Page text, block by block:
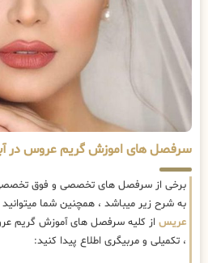
سرفصل های اموزش گریم عروس در
برخی از سرفصل های تخصصی و فوق
به شرح زیر میباشد ، همچنین شما
عریس از کلیه سرفصل های آموزش گریم
، تکمیلی و مربیگری اطلاع پیدا کنید: